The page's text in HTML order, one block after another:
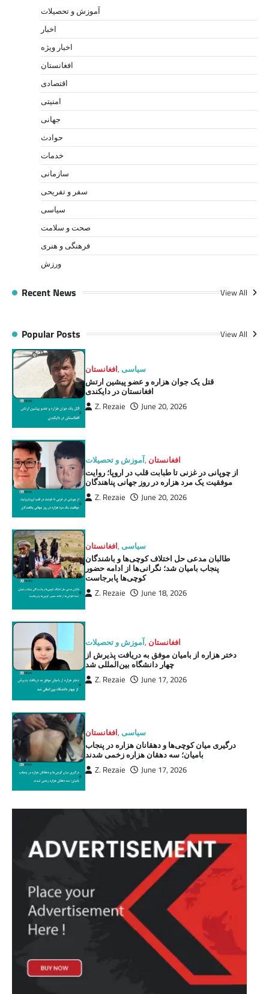
آموزش و تحصیلات
اخبار
اخبار ویژه
افغانستان
اقتصادی
امنیتی
جهانی
حوادث
خدمات
سازمانی
سفر و تفریحی
سیاسی
صحت و سلامت
فرهنگی و هنری
ورزش
Recent News View All
Popular Posts View All
افغانستان,سیاسی
قتل یک جوان هزاره و عضو پیشین ارتش
افغانستان در دایکندی
Z. Rezaie June 20, 2026
آموزش و تحصیلات, افغانستان
از چوپانی در غزنی تا طبابت قلب در اروپا؛ روایت
موفقیت یک مرد هزاره در روز جهانی پناهندگان
Z. Rezaie June 20, 2026
افغانستان,سیاسی
طالبان مدعی حل اختلاف کوچی‌ها و باشندگان
پنجاب بامیان شد؛ نگرانی‌ها از ادامه حضور
کوچی‌ها پابرجاست
Z. Rezaie June 18, 2026
آموزش و تحصیلات, افغانستان
دختر هزاره از بامیان موفق به دریافت پذیرش از
چهار دانشگاه بین‌المللی شد
Z. Rezaie June 17, 2026
افغانستان,سیاسی
درگیری میان کوچی‌ها و دهقانان هزاره در پنجاب
بامیان؛ سه دهقان هزاره زخمی شدند
Z. Rezaie June 17, 2026